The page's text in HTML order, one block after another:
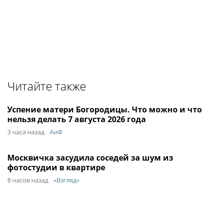
Читайте также
Успение матери Богородицы. Что можно и что
нельзя делать 7 августа 2026 года
3 часа назад АиФ
Москвичка засудила соседей за шум из
фотостудии в квартире
8 часов назад «Взгляд»